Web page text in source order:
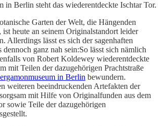
in Berlin steht das wiederentdeckte Ischtar Tor.
Garten der Welt, die Hängenden
heute an seinem Originalstandort leider
Allerdings lässt es sich der sagenhaften
ganz nah sein:So lässt sich nämlich
von Robert Koldewey wiederentdeckte
mit Teilen der dazugehörigen Prachtstraße
in Berlin bewundern.
weiteren beeindruckenden Artefakten der
mit Hilfe von Originalfunden aus dem
sowie Teile der dazugehörigen